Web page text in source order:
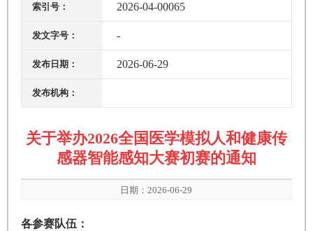
索引号： 2026-04-00065
发文字号： -
发布日期： 2026-06-29
发布机构：
关于举办2026全国医学模拟人和健康传
感器智能感知大赛初赛的通知
日期：2026-06-29
各参赛队伍：